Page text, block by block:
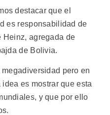
destacar que el
es responsabilidad de
Heinz, agregada de
de Bolivia.
pero en
es mostrar que esta
y que por ello